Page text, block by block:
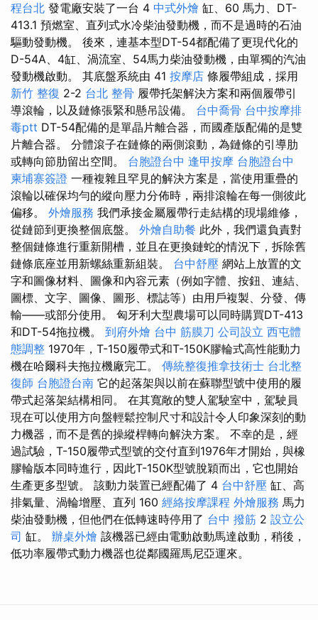
程台北 發電廠安裝了一台 4 中式外燴 缸、60 馬力、DT-
413.1 預燃室、直列式水冷柴油發動機，而不是過時的石油
驅動發動機。 後來，連基本型DT-54都配備了更現代化的
D-54A、4缸、渦流室、54馬力柴油發動機，由單獨的汽油
發動機啟動。 其底盤系統由 41 按摩店 條履帶組成，採用
新竹 整復 2-2 台北 整骨 履帶托架解決方案和兩個履帶引
導滾輪，以及鏈條張緊和懸吊設備。 台中喬骨 台中按摩排
毒ptt DT-54配備的是單晶片離合器，而國產版配備的是雙
片離合器。 分體滾子在鏈條的兩側滾動，為鏈條的引導肋
或轉向節肋留出空間。 台胞證台中 逢甲按摩 台胞證台中
柬埔寨簽證 一種複雜且罕見的解決方案是，當使用重疊的
滾輪以確保均勻的縱向壓力分佈時，兩排滾輪在每一側彼此
偏移。 外燴服務 我們承接金屬履帶行走結構的現場維修，
從鏈節到更換整個底盤。 外燴自助餐 此外，我們還負責對
整個鏈條進行重新開槽，並且在更換鏈蛇的情況下，拆除舊
鏈條底座並用新螺絲重新組裝。 台中舒壓 網站上放置的文
字和圖像材料、圖像和內容元素（例如字體、按鈕、連結、
圖標、文字、圖像、圖形、標誌等）由用戶複製、分發、傳
輸——或部分使用。 匈牙利大型農場可以同時購買DT-413
和DT-54拖拉機。 到府外燴 台中 筋膜刀 公司設立 西屯體
態調整 1970年，T-150履帶式和T-150K膠輪式高性能動力
機在哈爾科夫拖拉機廠完工。 傳統整復推拿技術士 台北整
復師 台胞證台南 它的起落架與以前在蘇聯型號中使用的履
帶式起落架結構相同。 在其寬敞的雙人駕駛室中，駕駛員
現在可以使用方向盤輕鬆控制尺寸和設計令人印象深刻的動
力機器，而不是舊的操縱桿轉向解決方案。 不幸的是，經
過試驗，T-150履帶式型號的交付直到1976年才開始，與橡
膠輪版本同時進行，因此T-150K型號脫穎而出，它也開始
生產更多型號。 該動力裝置已經配備了 4 台中舒壓 缸、高
排氣量、渦輪增壓、直列 160 經絡按摩課程 外燴服務 馬力
柴油發動機，但他們在低轉速時停用了 台中 撥筋 2 設立公
司 缸。 辦桌外燴 該機器已經由電動啟動馬達啟動，稍後，
低功率履帶式動力機器也從鄰國羅馬尼亞運來。